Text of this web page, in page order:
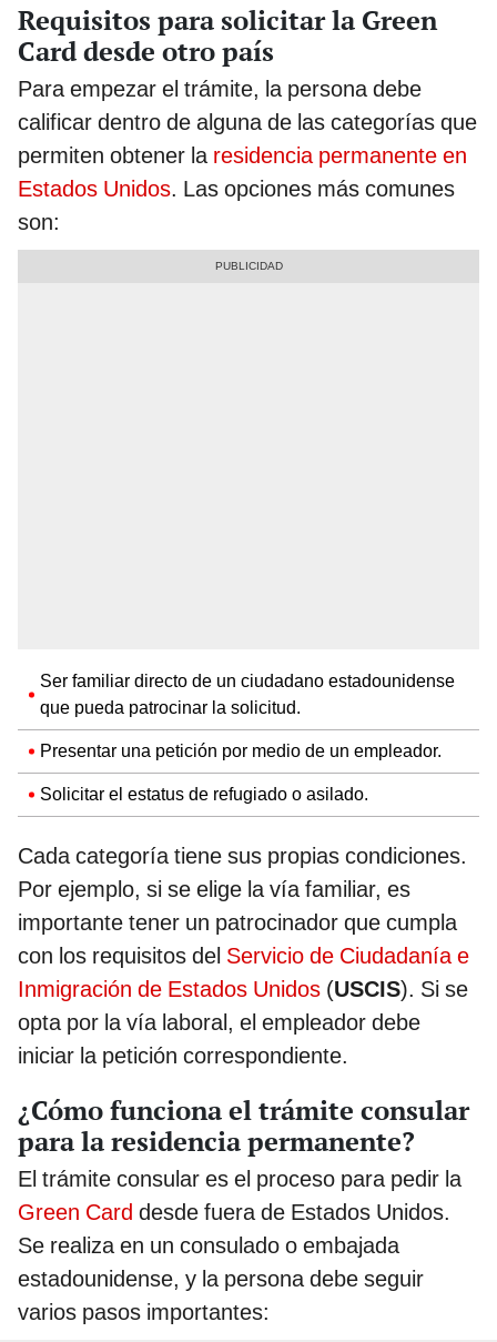
Requisitos para solicitar la Green
Card desde otro país
Para empezar el trámite, la persona debe
calificar dentro de alguna de las categorías que
permiten obtener la residencia permanente en
Estados Unidos. Las opciones más comunes
son:
Ser familiar directo de un ciudadano estadounidense
que pueda patrocinar la solicitud.
Presentar una petición por medio de un empleador.
Solicitar el estatus de refugiado o asilado.
Cada categoría tiene sus propias condiciones.
Por ejemplo, si se elige la vía familiar, es
importante tener un patrocinador que cumpla
con los requisitos del Servicio de Ciudadanía e
Inmigración de Estados Unidos (USCIS). Si se
opta por la vía laboral, el empleador debe
iniciar la petición correspondiente.
¿Cómo funciona el trámite consular
para la residencia permanente?
El trámite consular es el proceso para pedir la
Green Card desde fuera de Estados Unidos.
Se realiza en un consulado o embajada
estadounidense, y la persona debe seguir
varios pasos importantes: